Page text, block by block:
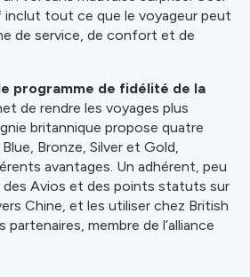
inclut tout ce que le voyageur peut
de service, de confort et de
programme de fidélité de la
de rendre les voyages plus
britannique propose quatre
Bronze, Silver et Gold,
avantages. Un adhérent, peu
des Avios et des points statuts sur
Chine, et les utiliser chez British
partenaires, membre de l’alliance